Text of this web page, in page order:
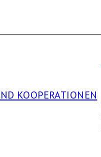
KOOPERATIONEN